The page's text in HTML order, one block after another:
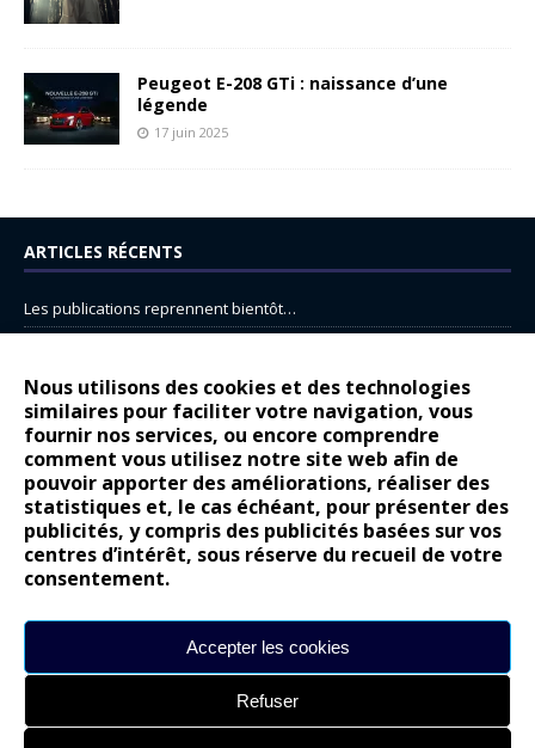
Nous utilisons des cookies et des technologies
similaires pour faciliter votre navigation, vous
fournir nos services, ou encore comprendre
comment vous utilisez notre site web afin de
pouvoir apporter des améliorations, réaliser des
statistiques et, le cas échéant, pour présenter des
publicités, y compris des publicités basées sur vos
centres d’intérêt, sous réserve du recueil de votre
consentement.
Accepter les cookies
Refuser
Peugeot E-208 GTi : naissance d’une
légende
17 juin 2025
ARTICLES RÉCENTS
Les publications reprennent bientôt…
14 juillet : nouveau film de marque pour Citroën
Renault Espace : voyage, voyage…
Peugeot E-208 GTi : naissance d’une légende
COMMENTAIRES RÉCENTS
Bernard DardartdansDacia Sandero : pour les gens vrais
Alpine A290 : L’irrésistible attraction de la légèreté
leroydansLancia Ypsilon : naturellement envoûtante ?
Nouvelle Opel Corsa : Yes of Corsa !